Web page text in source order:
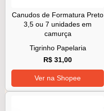
Canudos de Formatura Preto
3,5 ou 7 unidades em
camurça
Tigrinho Papelaria
R$ 31,00
Ver na Shopee